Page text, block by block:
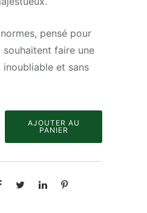
pensé pour
faire une
et sans
AJOUTER AU
PANIER